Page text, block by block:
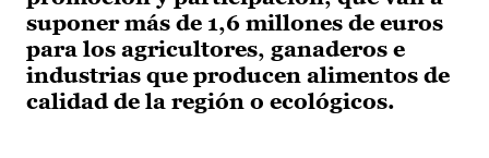
suponer más de 1,6 millones de euros
para los agricultores, ganaderos e
industrias que producen alimentos de
calidad de la región o ecológicos.